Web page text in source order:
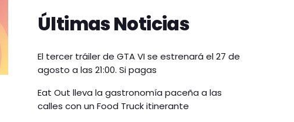
Últimas Noticias
El tercer tráiler de GTA VI se estrenará el 27 de
agosto a las 21:00. Si pagas
Eat Out lleva la gastronomía paceña a las
calles con un Food Truck itinerante